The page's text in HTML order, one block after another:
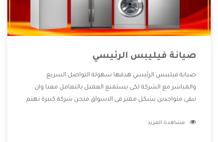
صيانة فيليبس الرئيسي
صيانة فيليبس الرئيسي هدفها سهولة التواصل السريع
والمباشر مع الشركة لكى يستمتع العميل بالتعامل معنا وان
نبقى متواجدين بشكل مميز فى الاسواق فنحن شركة كبيرة نهتم
الشركة بها والتى تكون منها خدمة الصيانة التى تكون من أهم
مشاهدة المزيد